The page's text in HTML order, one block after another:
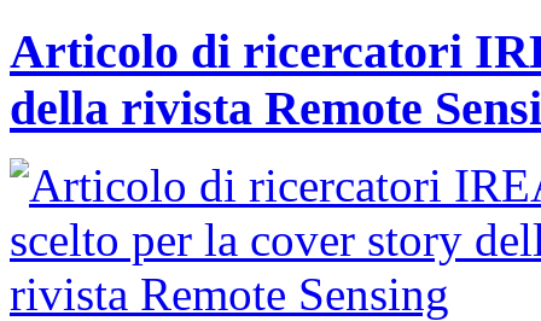
Articolo di ricercatori
della rivista Remote